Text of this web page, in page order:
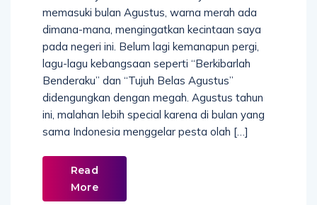
memasuki bulan Agustus, warna merah ada
dimana-mana, mengingatkan kecintaan saya
pada negeri ini. Belum lagi kemanapun pergi,
lagu-lagu kebangsaan seperti “Berkibarlah
Benderaku” dan “Tujuh Belas Agustus”
didengungkan dengan megah. Agustus tahun
ini, malahan lebih special karena di bulan yang
sama Indonesia menggelar pesta olah […]
Read
More